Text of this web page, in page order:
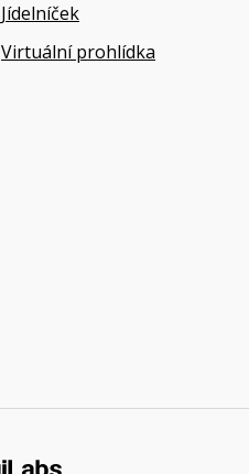
Jídelníček
Virtuální prohlídka